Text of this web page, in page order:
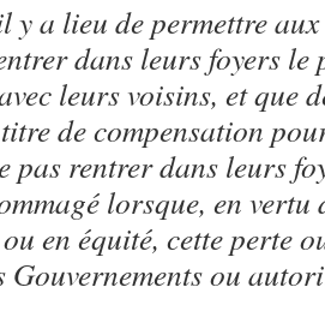
y a lieu de permettre
dans leurs foyers le
leurs voisins, et que
de compensation
pas rentrer dans leurs
lorsque, en
en équité, cette perte
Gouvernements ou